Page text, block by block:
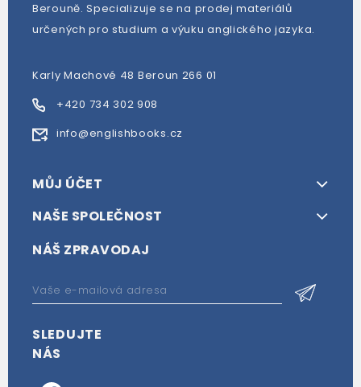
Berouně. Specializuje se na prodej materiálů
určených pro studium a výuku anglického jazyka.
Karly Machové 48 Beroun 266 01
+420 734 302 908
info@englishbooks.cz
MŮJ ÚČET
NAŠE SPOLEČNOST
NÁŠ ZPRAVODAJ
SLEDUJTE
NÁS